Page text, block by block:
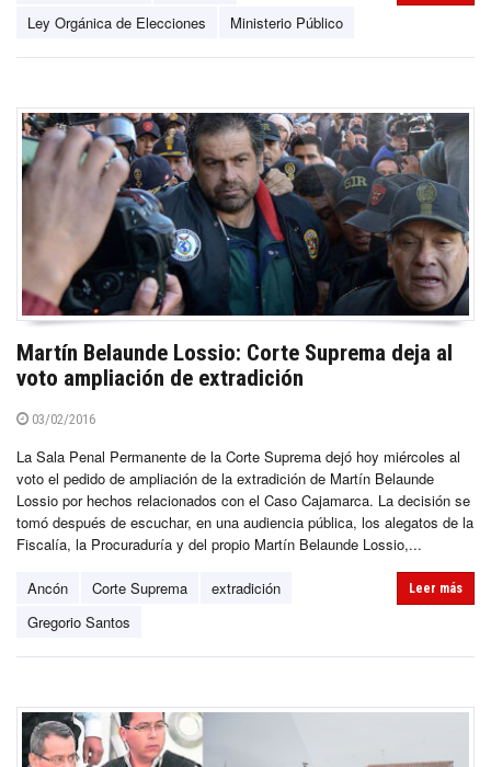
Ley Orgánica de Elecciones
Ministerio Público
Martín Belaunde Lossio: Corte Suprema deja al
voto ampliación de extradición
03/02/2016
La Sala Penal Permanente de la Corte Suprema dejó hoy miércoles al
voto el pedido de ampliación de la extradición de Martín Belaunde
Lossio por hechos relacionados con el Caso Cajamarca. La decisión se
tomó después de escuchar, en una audiencia pública, los alegatos de la
Fiscalía, la Procuraduría y del propio Martín Belaunde Lossio,...
Ancón Corte Suprema
extradición
Gregorio Santos
Leer más